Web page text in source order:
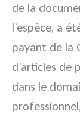
de la
l’espèce, a
payant de la
d’articles de
dans le